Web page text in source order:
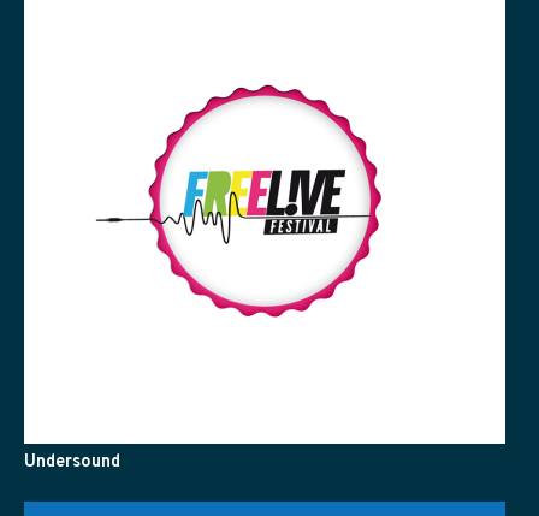
Undersound